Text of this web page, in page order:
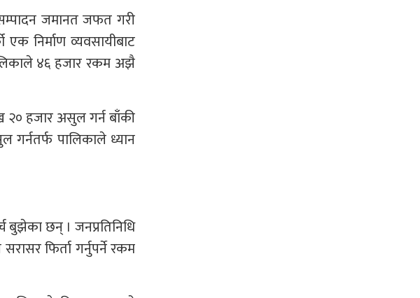
जमानत जफत गरी
निर्माण व्यवसायीबाट
४६ हजार रकम अझै
२० हजार असुल गर्न बाँकी
गर्नतर्फ पालिकाले ध्यान
बुझेका छन् । जनप्रतिनिधि
फिर्ता गर्नुपर्ने रकम